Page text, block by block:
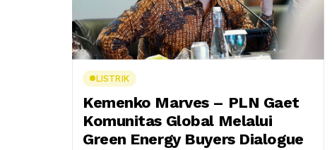
LISTRIK
Kemenko Marves – PLN Gaet
Komunitas Global Melalui
Green Energy Buyers Dialogue